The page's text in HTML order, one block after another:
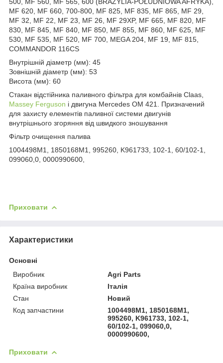
MF 620, MF 660, 700-800, MF 825, MF 835, MF 865, MF 29,
MF 32, MF 22, MF 23, MF 26, MF 29XP, MF 665, MF 820, MF
830, MF 845, MF 840, MF 850, MF 855, MF 860, MF 625, MF
530, MF 535, MF 520, MF 700, MEGA 204, MF 19, MF 815,
COMMANDOR 116CS
Внутрішній діаметр (мм): 45
Зовнішній діаметр (мм): 53
Висота (мм): 60
Стакан відстійника паливного фільтра для комбайнів Claas,
Massey Ferguson і двигуна Mercedes OM 421. Призначений
для захисту елементів паливної системи двигунів
внутрішнього згоряння від швидкого зношування
Фільтр очищення палива
1004498M1, 1850168M1, 995260, K961733, 102-1, 60/102-1,
099060,0, 0000990600,
Приховати
Характеристики
Основні
Виробник
Agri Parts
Країна виробник
Італія
Стан
Новий
Код запчастини
1004498M1, 1850168M1,
995260, K961733, 102-1,
60/102-1, 099060,0,
0000990600,
Приховати